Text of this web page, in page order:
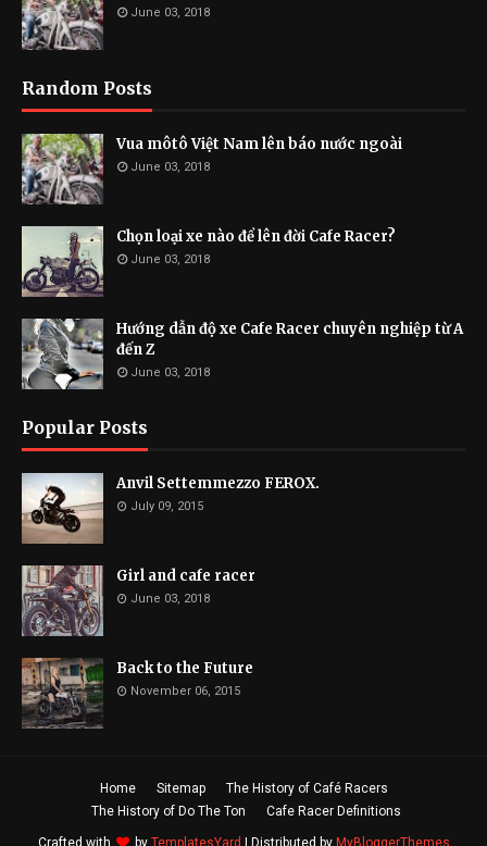
June 03, 2018
Random Posts
Vua môtô Việt Nam lên báo nước ngoài
June 03, 2018
Chọn loại xe nào để lên đời Cafe Racer?
June 03, 2018
Hướng dẫn độ xe Cafe Racer chuyên nghiệp từ A
đến Z
June 03, 2018
Popular Posts
Anvil Settemmezzo FEROX.
July 09, 2015
Girl and cafe racer
June 03, 2018
Back to the Future
November 06, 2015
Home Sitemap
The History of Café Racers
The History of Do The Ton
Cafe Racer Definitions
Crafted with by TemplatesYard | Distributed by MyBloggerThemes